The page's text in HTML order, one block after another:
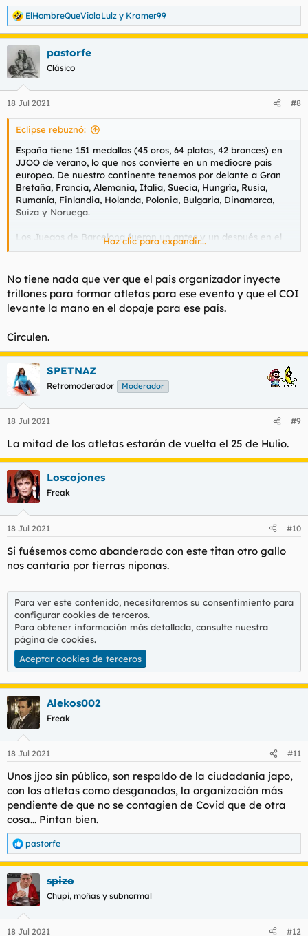
R
e
a
c
i
e
s
ElHombreQueViolaLulz y Kramer99
pastorfe
Clásico
18 Jul 2021 #8
Eclipse rebuznó:
España tiene 151 medallas (45 oros, 64 platas, 42 bronces) en
JJOO de verano, lo que nos convierte en un mediocre país
europeo. De nuestro continente tenemos por delante a Gran
Bretaña, Francia, Alemania, Italia, Suecia, Hungría, Rusia,
Rumanía, Finlandia, Holanda, Polonia, Bulgaria, Dinamarca,
Suiza y Noruega.
Los Juegos de Barcelona fueron un antes y un después en el
deporte olímpico español. Antes de esa edición, se
logran entre 15 y 20. Barcelona'92 significó un récord de
medallas españolas: 22. Fue la única vez que España entró en
el top-10 del medallero de una edición (sextos).
Españoles con más medallas:
David Cal (Piragüismo): 5 (1 oro)
Saúl Craviotto (Piragüismo): 4 (2 oros)
Joan Llaneras (Ciclismo en pista): 4 (2 oros)
Mireia Belmonte (Natación): 4 (1 oro)
Andrea Fuentes (Natación sincronizada): 4 (0 oros)
Arantxa Sánchez Vicario (Tenis): 4 (0 oros)
Haz clic para expandir...
No tiene nada que ver que el pais organizador inyecte
trillones para formar atletas para ese evento y que el COI
levante la mano en el dopaje para ese país.
Circulen.
SPETNAZ
Retromoderador Moderador
18 Jul 2021 #9
La mitad de los atletas estarán de vuelta el 25 de Hulio.
Loscojones
Freak
18 Jul 2021 #10
Si fuésemos como abanderado con este titan otro gallo
nos cantaria por tierras niponas.
Para ver este contenido, necesitaremos su consentimiento para
configurar cookies de terceros.
Para obtener información más detallada, consulte nuestra
página de cookies.
Aceptar cookies de terceros
Alekos002
Freak
18 Jul 2021 #11
Unos jjoo sin público, son respaldo de la ciudadanía japo,
con los atletas como desganados, la organización más
pendiente de que no se contagien de Covid que de otra
cosa... Pintan bien.
R
e
c
c
i
pastorfe
spizo
Chupi, moñas y subnormal
18 Jul 2021 #12